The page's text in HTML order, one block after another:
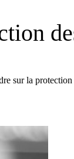
sur la